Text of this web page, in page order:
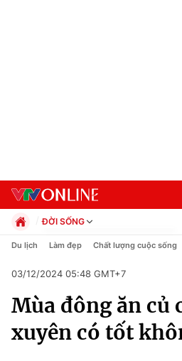
Chuyên mục
Chính trị
ĐỜI SỐNG
Chính trị
Pháp luật
Kinh tế
Thể thao
Truyền hình
Du lịch Làm đẹp Chất lượng cuộc sống
03/12/2024 05:48 GMT+7
Mùa đông ăn củ
xuyên có tốt